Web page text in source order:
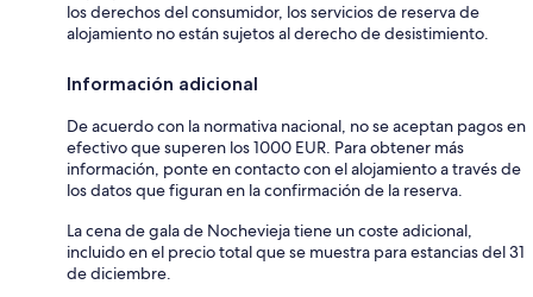
los derechos del consumidor, los servicios de reserva de
alojamiento no están sujetos al derecho de desistimiento.
Información adicional
De acuerdo con la normativa nacional, no se aceptan pagos en
efectivo que superen los 1000 EUR. Para obtener más
información, ponte en contacto con el alojamiento a través de
los datos que figuran en la confirmación de la reserva.
La cena de gala de Nochevieja tiene un coste adicional,
incluido en el precio total que se muestra para estancias del 31
de diciembre.